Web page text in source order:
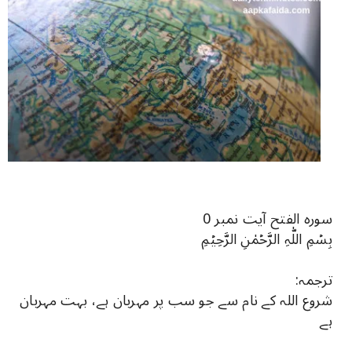
سورہ الفتح آیت نمبر 0
بِسۡمِ اللّٰہِ الرَّحۡمٰنِ الرَّحِیۡمِ
ترجمہ:
شروع اللہ کے نام سے جو سب پر مہربان ہے، بہت مہربان
ہے